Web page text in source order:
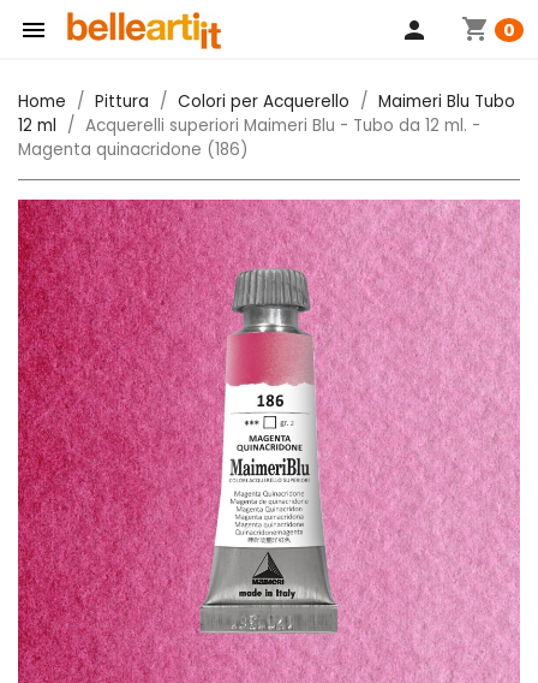
 shopping_cart 0
person
Home Pittura Colori per Acquerello
Maimeri Blu Tubo
12 ml
Acquerelli superiori Maimeri Blu - Tubo da 12 ml. -
Magenta quinacridone (186)